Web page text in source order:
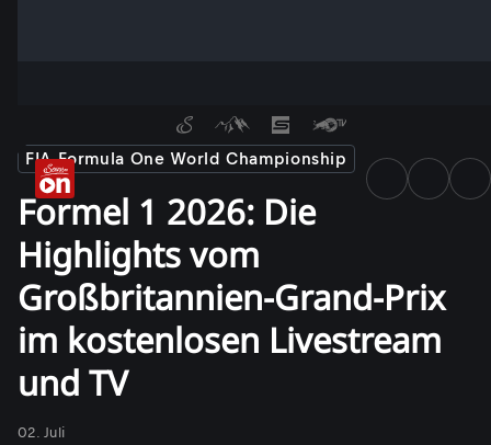
FIA Formula One World Championship
Formel 1 2026: Die
Highlights vom
Großbritannien-Grand-Prix
im kostenlosen Livestream
und TV
02. Juli